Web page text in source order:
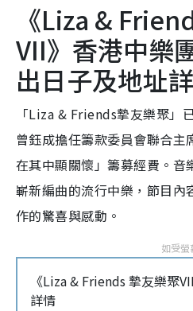
《Liza &
VII》香港中樂
出日子及地址
「Liza & Friends摯友樂聚」
曾鈺成擔任籌款委員會聯合主
在其中顯關懷」籌募經費。音
嶄新編曲的流行中樂，節目內
作的驚喜與感動。
《Liza & Friends 摯友樂聚
詳情